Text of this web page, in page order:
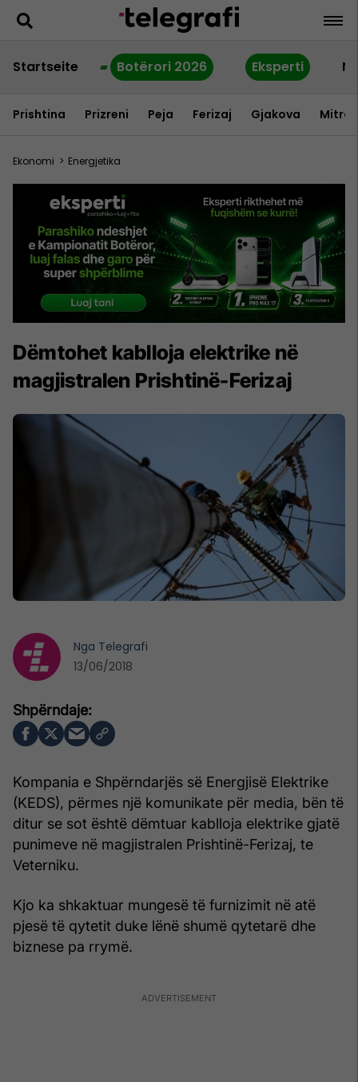
Startseite Botërori 2026 Eksperti
Prishtina Prizreni Peja Ferizaj Gjakova
Ekonomi > Energjetika
Dëmtohet kablloja elektrike në
magjistralen Prishtinë-Ferizaj
Kompania e Shpërndarjës së Energjisë Elektrike
(KEDS), përmes një komunikate për media, bën të
ditur se sot është dëmtuar kablloja elektrike gjatë
punimeve në magjistralen Prishtinë-Ferizaj, te
Veterniku.
Kjo ka shkaktuar mungesë të furnizimit në atë
pjesë të qytetit duke lënë shumë qytetarë dhe
biznese pa rrymë.
Nga Telegrafi
13/06/2018